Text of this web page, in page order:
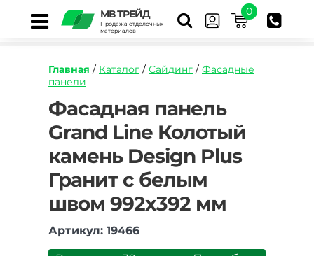
МВ ТРЕЙД
Продажа отделочных
материалов
0
Главная / Каталог / Сайдинг / Фасадные
панели
https://mvtrade.ru/images/id/normal/
panel-
grand-
line-
kolotyj-
kamen-
design-
granit-
s-
belym-
shvom-
Фасадная панель
Grand Line Колотый
камень Design Plus
Гранит с белым
швом 992х392 мм
Артикул: 19466